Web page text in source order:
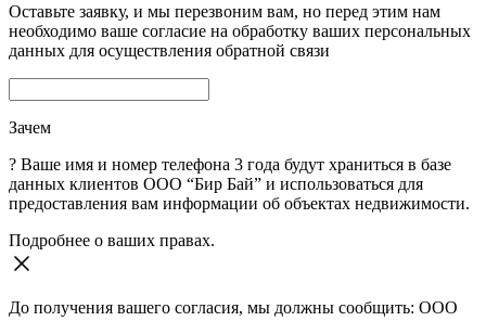
Оставьте заявку, и мы перезвоним вам, но перед этим нам
необходимо ваше согласие на обработку ваших персональных
данных для осуществления обратной связи
Зачем
? Ваше имя и номер телефона 3 года будут храниться в базе
данных клиентов ООО “Бир Бай” и использоваться для
предоставления вам информации об объектах недвижимости.
Подробнее о ваших правах.
До получения вашего согласия, мы должны сообщить: ООО